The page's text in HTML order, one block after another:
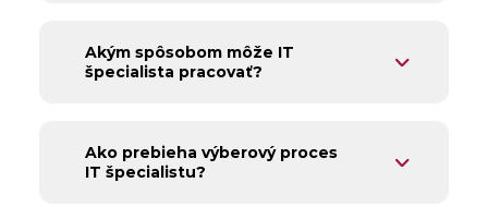
Akým spôsobom môže IT
špecialista pracovať?
Ako prebieha výberový proces
IT špecialistu?